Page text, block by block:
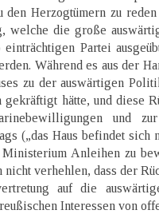
den Herzogtümern zu
welche die große
Partei
Während es aus der
zu der auswärtigen
gekräftigt hätte, und diese
und
(„das Haus befindet sich
Anleihen zu
nicht verhehlen, dass der
auf die
Interessen von